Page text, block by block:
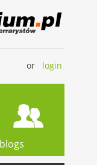
or login
blogs